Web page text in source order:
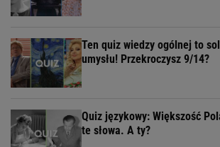
Ten quiz wiedzy ogólnej to
umysłu! Przekroczysz 9/14?
Quiz językowy: Większość
te słowa. A ty?